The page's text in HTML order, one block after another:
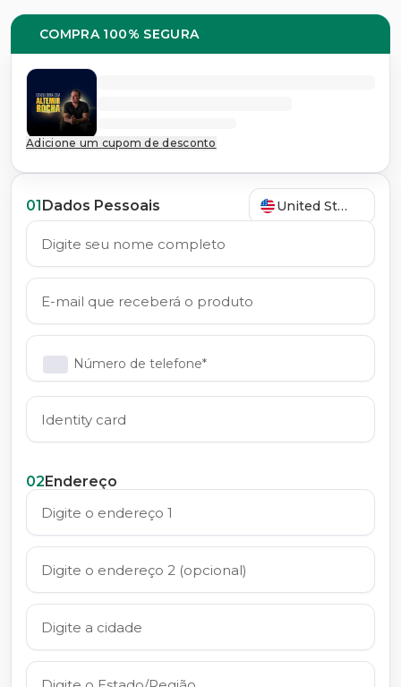
01Dados Pessoais United States
Número de telefone*
02Endereço
COMPRA 100% SEGURA
Adicione um cupom de desconto